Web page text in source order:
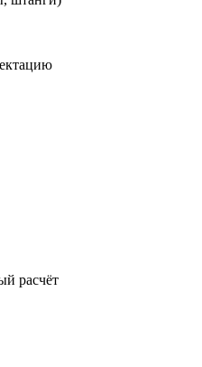
расчёт